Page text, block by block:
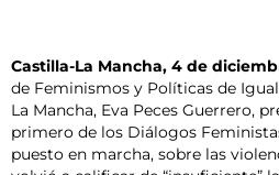
Castilla-La Mancha, 4 de
de Feminismos y Políticas de
La Mancha, Eva Peces Guerrero,
primero de los Diálogos
puesto en marcha, sobre las